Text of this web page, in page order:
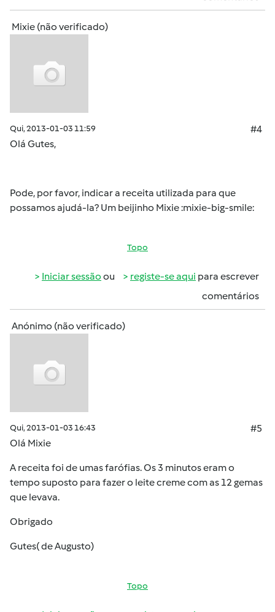
Mixie (não verificado)
Qui, 2013-01-03 11:59
#4
Olá Gutes,
Pode, por favor, indicar a receita utilizada para que
possamos ajudá-la? Um beijinho Mixie :mixie-big-smile:
Topo
Iniciar sessão ou registe-se aqui para escrever
comentários
Anónimo (não verificado)
Qui, 2013-01-03 16:43
#5
Olá Mixie
A receita foi de umas farófias. Os 3 minutos eram o
tempo suposto para fazer o leite creme com as 12 gemas
que levava.
Obrigado
Gutes( de Augusto)
Topo